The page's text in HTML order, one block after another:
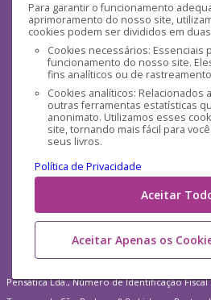
Para garantir o funcionamento
aprimoramento do nosso site,
cookies podem ser divididos em
Cookies necessários: Essenciais
funcionamento do nosso site.
fins analíticos ou de
Cookies analíticos: Relacionados
outras ferramentas estatísticas
anonimato. Utilizamos esses
site, tornando mais fácil para
seus livros.
Política de Privacidade
Aceitar
Aceitar Apenas os
Mídias
Pensática Lda., Número de Identificação Fiscal